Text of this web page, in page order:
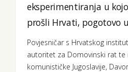
eksperimentiranja u
prošli Hrvati, pogotovo
Povjesničar s Hrvatskog
autoritet za Domovinski rat te
komunističke Jugoslavije,